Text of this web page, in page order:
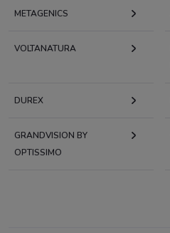
METAGENICS
VOLTANATURA
DUREX
GRANDVISION BY
OPTISSIMO